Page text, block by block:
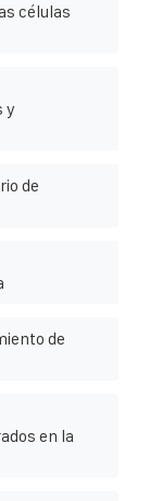
células
y
de
de
en la